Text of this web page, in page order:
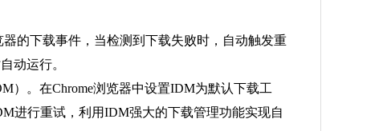
的下载事件，当检测到下载失败时，自动触发重
动运行。
）。在Chrome浏览器中设置IDM为默认下载工
进行重试，利用IDM强大的下载管理功能实现自